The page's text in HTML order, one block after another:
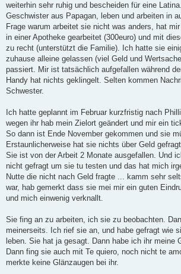
weiterhin sehr ruhig und bescheiden für eine
Geschwister aus Papagan, leben und arbeiten in
Frage warum arbeitet sie nicht was anders, hat
in einer Apotheke gearbeitet (300euro) und mit
zu recht (unterstützt die Familie). Ich hatte sie
zuhause alleine gelassen (viel Geld und
passiert. Mir ist tatsächlich aufgefallen während
Handy hat nichts geklingelt. Selten kommen
Schwester.
Ich hatte geplannt im Februar kurzfristig nach
wegen ihr hab mein Zielort geändert und mir ein
So dann ist Ende November gekommen und sie
Erstaunlicherweise hat sie nichts über Geld
Sie ist von der Arbeit 2 Monate ausgefallen. Und
nicht gefragt um sie tu testen und das hat mich
Nutte die nicht nach Geld fragte ... kamm sehr
war, hab gemerkt dass sie mei mir ein guten
und mich einwenig verknallt.
Sie fing an zu arbeiten, ich sie zu beobachten.
meinerseits. Ich rief sie an, und habe gefragt wie
leben. Sie hat ja gesagt. Dann habe ich ihr meine
Dann fing sie auch mit Te quiero, noch nicht te
merkte keine Glänzaugen bei ihr.